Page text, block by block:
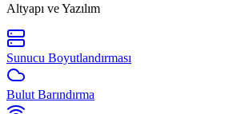
Altyapı ve Yazılım
Sunucu Boyutlandırması
Bulut Barındırma